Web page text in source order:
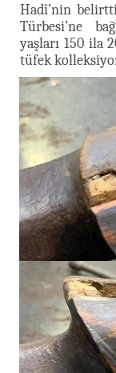
Hadî’nin
Türbesi’ne
yaşları 150 ila
tüfek